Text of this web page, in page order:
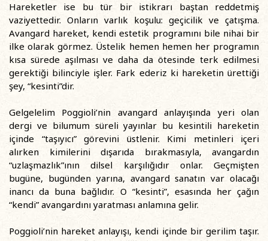
Hareketler ise bu tür bir istikrarı baştan reddetmiş
vaziyettedir. Onların varlık koşulu: geçicilik ve çatışma.
Avangard hareket, kendi estetik programını bile nihai bir
ilke olarak görmez. Üstelik hemen hemen her programın
kısa sürede aşılması ve daha da ötesinde terk edilmesi
gerektiği bilinciyle işler. Fark ederiz ki hareketin ürettiği
şey, “kesinti”dir.
Gelgelelim Poggioli’nin avangard anlayışında yeri olan
dergi ve bilumum süreli yayınlar bu kesintili hareketin
içinde “taşıyıcı” görevini üstlenir. Kimi metinleri içeri
alırken kimilerini dışarıda bırakmasıyla, avangardın
“uzlaşmazlık”ının dilsel karşılığıdır onlar. Geçmişten
bugüne, bugünden yarına, avangard sanatın var olacağı
inancı da buna bağlıdır. O “kesinti”, esasında her çağın
“kendi” avangardını yaratması anlamına gelir.
Poggioli’nin hareket anlayışı, kendi içinde bir gerilim taşır.